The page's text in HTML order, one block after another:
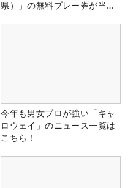
県）」の無料プレー券が当た
今年も男女プロが強い「キャ
ロウェイ」のニュース一覧は
こちら！